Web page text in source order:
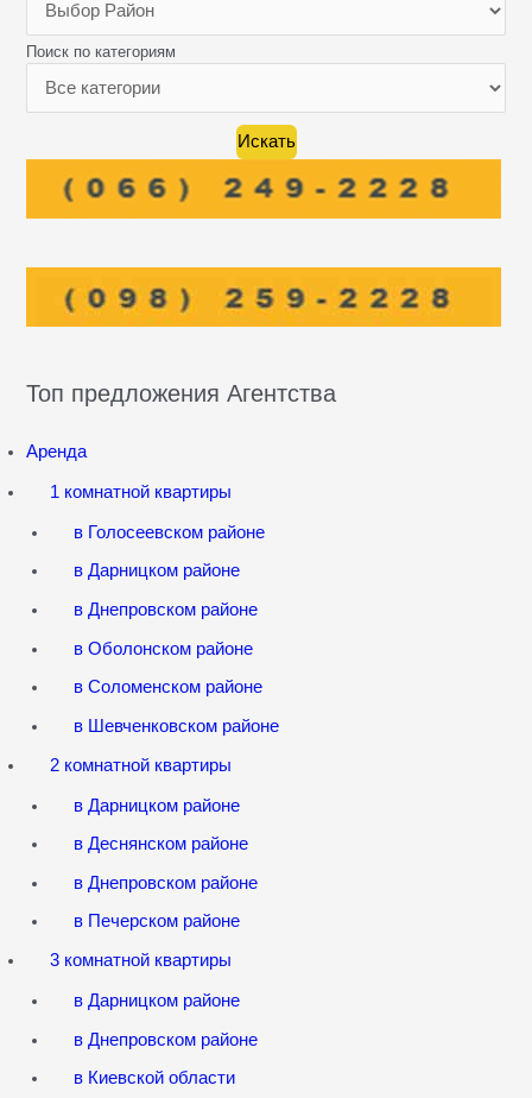
Поиск по категориям
Топ предложения Агентства
Аренда
1 комнатной квартиры
в Голосеевском районе
в Дарницком районе
в Днепровском районе
в Оболонском районе
в Соломенском районе
в Шевченковском районе
2 комнатной квартиры
в Дарницком районе
в Деснянском районе
в Днепровском районе
в Печерском районе
3 комнатной квартиры
в Дарницком районе
в Днепровском районе
в Киевской области